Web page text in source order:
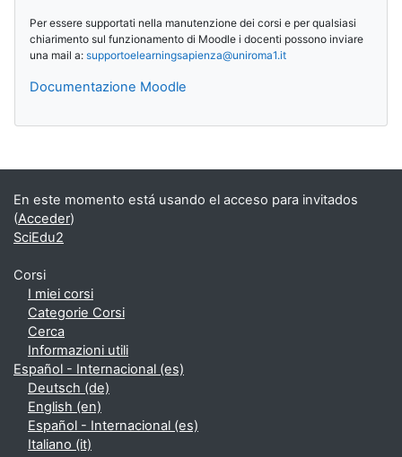
Per essere supportati nella manutenzione dei corsi e per qualsiasi
chiarimento sul funzionamento di Moodle i docenti possono inviare
una mail a: supportoelearningsapienza@uniroma1.it
Documentazione Moodle
Bloques suplementarios
En este momento está usando el acceso para invitados
(Acceder)
SciEdu2
Corsi
I miei corsi
Categorie Corsi
Cerca
Informazioni utili
Español - Internacional ‎(es)‎
Deutsch ‎(de)‎
English ‎(en)‎
Español - Internacional ‎(es)‎
Italiano ‎(it)‎